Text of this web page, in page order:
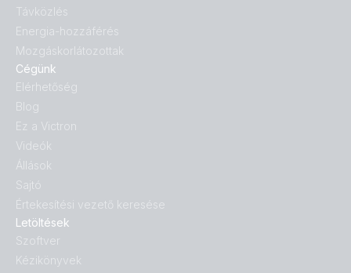
Letöltések
Szoftver
Kézikönyvek
Távközlés
Energia-hozzáférés
Mozgáskorlátozottak
Cégünk
Elérhetőség
Blog
Ez a Victron
Videók
Állások
Sajtó
Értekesítési vezető keresése